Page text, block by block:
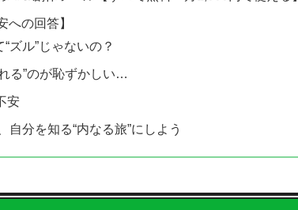
への回答】
ズル”じゃないの？
る”のが恥ずかしい…
安
自分を知る“内なる旅”にしよう